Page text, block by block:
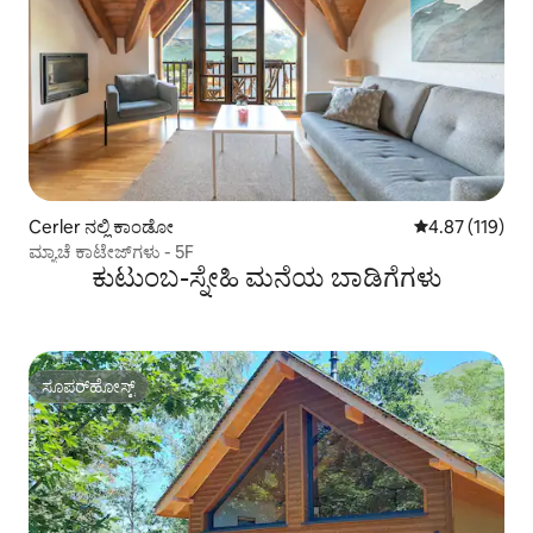
Cerler ನಲ್ಲಿ ಕಾಂಡೋ 5 ರಲ್ಲಿ 4.87
4.87 (119)
ಮ್ಯಾಚೆ ಕಾಟೇಜ್‌ಗಳು - 5F
ಕುಟುಂಬ-ಸ್ನೇಹಿ ಮನೆಯ ಬಾಡಿಗೆಗಳು
ಸೂಪರ್‌ಹೋಸ್ಟ್
ಸೂಪರ್‌ಹೋಸ್ಟ್